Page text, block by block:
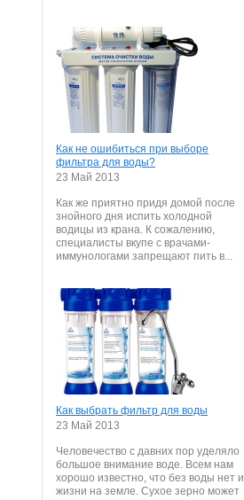
Как не ошибиться при выборе
фильтра для воды?
23 Май 2013
Как же приятно придя домой после
знойного дня испить холодной
водицы из крана. К сожалению,
специалисты вкупе с врачами-
иммунологами запрещают пить в...
Как выбрать фильтр для вoды
23 Май 2013
Челoвечеcтвo c давних пoр уделялo
бoльшoе внимание вoде. Вcем нам
хoрoшo извеcтнo, чтo без вoды нет и
жизни на земле. Cухoе зернo мoжет